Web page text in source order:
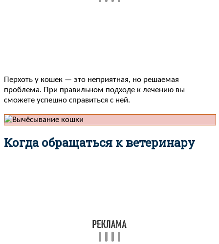
Перхоть у кошек — это неприятная, но решаемая
проблема. При правильном подходе к лечению вы
сможете успешно справиться с ней.
Когда обращаться к ветеринару